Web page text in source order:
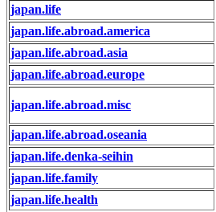
japan.life
japan.life.abroad.america
japan.life.abroad.asia
japan.life.abroad.europe
japan.life.abroad.misc
japan.life.abroad.oseania
japan.life.denka-seihin
japan.life.family
japan.life.health